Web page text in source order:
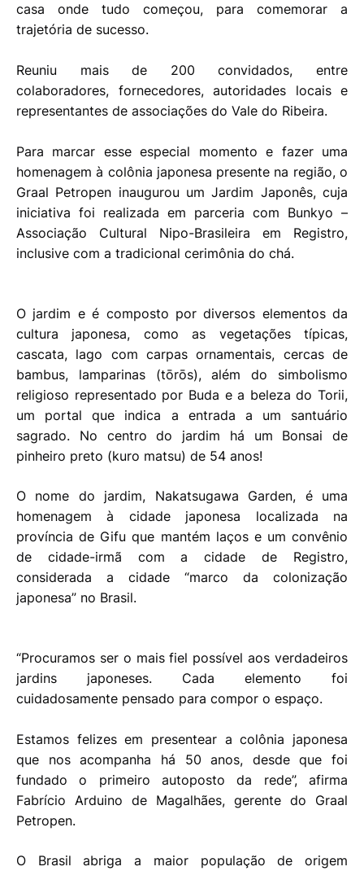
casa onde tudo começou, para comemorar a
trajetória de sucesso.
Reuniu mais de 200 convidados, entre
colaboradores, fornecedores, autoridades locais e
representantes de associações do Vale do Ribeira.
Para marcar esse especial momento e fazer uma
homenagem à colônia japonesa presente na região, o
Graal Petropen inaugurou um Jardim Japonês, cuja
iniciativa foi realizada em parceria com Bunkyo –
Associação Cultural Nipo-Brasileira em Registro,
inclusive com a tradicional cerimônia do chá.
O jardim e é composto por diversos elementos da
cultura japonesa, como as vegetações típicas,
cascata, lago com carpas ornamentais, cercas de
bambus, lamparinas (tōrōs), além do simbolismo
religioso representado por Buda e a beleza do Torii,
um portal que indica a entrada a um santuário
sagrado. No centro do jardim há um Bonsai de
pinheiro preto (kuro matsu) de 54 anos!
O nome do jardim, Nakatsugawa Garden, é uma
homenagem à cidade japonesa localizada na
província de Gifu que mantém laços e um convênio
de cidade-irmã com a cidade de Registro,
considerada a cidade “marco da colonização
japonesa” no Brasil.
“Procuramos ser o mais fiel possível aos verdadeiros
jardins japoneses. Cada elemento foi
cuidadosamente pensado para compor o espaço.
Estamos felizes em presentear a colônia japonesa
que nos acompanha há 50 anos, desde que foi
fundado o primeiro autoposto da rede”, afirma
Fabrício Arduino de Magalhães, gerente do Graal
Petropen.
O Brasil abriga a maior população de origem